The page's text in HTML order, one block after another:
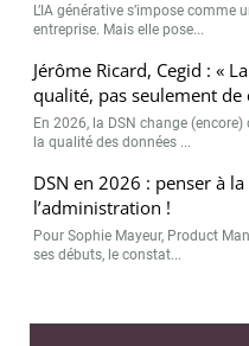
L’IA générative s’impose comme
entreprise. Mais elle pose...
Jérôme Ricard, Cegid : «
qualité, pas seulement
En 2026, la DSN change
la qualité des données ...
DSN en 2026 : penser à
l’administration !
Pour Sophie Mayeur, Product
ses débuts, le constat...